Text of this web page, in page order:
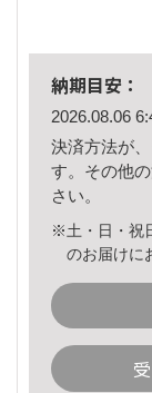
納期目安：
2026.08.06
決済方法が
す。その他
さい。
※土・日・祝
のお届けに